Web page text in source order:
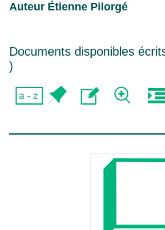
Auteur Étienne Pilorgé
Documents disponibles
)